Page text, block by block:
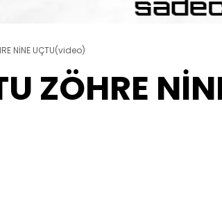
NİNE UÇTU(video)
ZÖHRE